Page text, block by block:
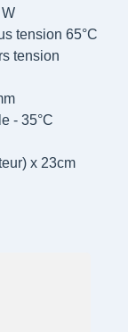
tension 65°C
tension
- 35°C
x 23cm